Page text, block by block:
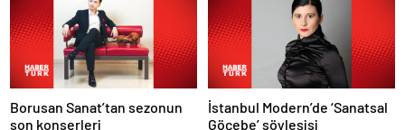
Borusan Sanat’tan sezonun
son konserleri
İstanbul Modern’de ‘Sanatsal
Göçebe’ söyleşisi